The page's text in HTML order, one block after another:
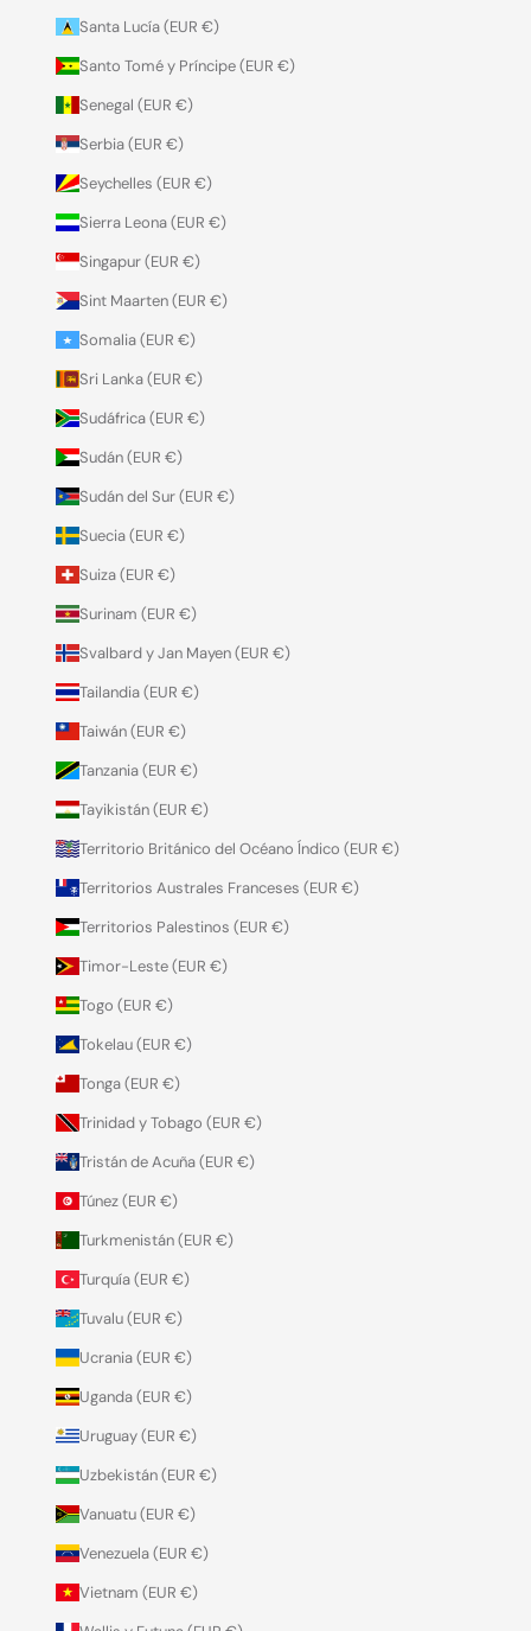
Santa Lucía (EUR €)
Santo Tomé y Príncipe (EUR €)
Senegal (EUR €)
Serbia (EUR €)
Seychelles (EUR €)
Sierra Leona (EUR €)
Singapur (EUR €)
Sint Maarten (EUR €)
Somalia (EUR €)
Sri Lanka (EUR €)
Sudáfrica (EUR €)
Sudán (EUR €)
Sudán del Sur (EUR €)
Suecia (EUR €)
Suiza (EUR €)
Surinam (EUR €)
Svalbard y Jan Mayen (EUR €)
Tailandia (EUR €)
Taiwán (EUR €)
Tanzania (EUR €)
Tayikistán (EUR €)
Territorio Británico del Océano Índico (EUR €)
Territorios Australes Franceses (EUR €)
Territorios Palestinos (EUR €)
Timor-Leste (EUR €)
Togo (EUR €)
Tokelau (EUR €)
Tonga (EUR €)
Trinidad y Tobago (EUR €)
Tristán de Acuña (EUR €)
Túnez (EUR €)
Turkmenistán (EUR €)
Turquía (EUR €)
Tuvalu (EUR €)
Ucrania (EUR €)
Uganda (EUR €)
Uruguay (EUR €)
Uzbekistán (EUR €)
Vanuatu (EUR €)
Venezuela (EUR €)
Vietnam (EUR €)